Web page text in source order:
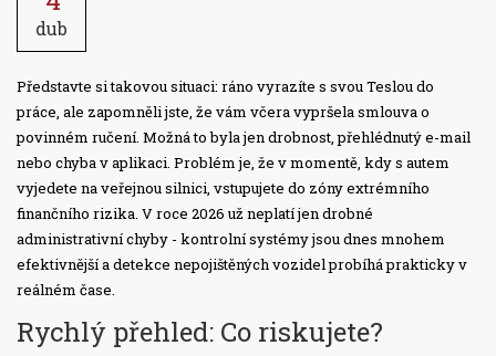
dub
Představte si takovou situaci: ráno vyrazíte s svou Teslou do
práce, ale zapomněli jste, že vám včera vypršela smlouva o
povinném ručení. Možná to byla jen drobnost, přehlédnutý e-mail
nebo chyba v aplikaci. Problém je, že v momentě, kdy s autem
vyjedete na veřejnou silnici, vstupujete do zóny extrémního
finančního rizika. V roce 2026 už neplatí jen drobné
administrativní chyby - kontrolní systémy jsou dnes mnohem
efektivnější a detekce nepojištěných vozidel probíhá prakticky v
reálném čase.
Rychlý přehled: Co riskujete?